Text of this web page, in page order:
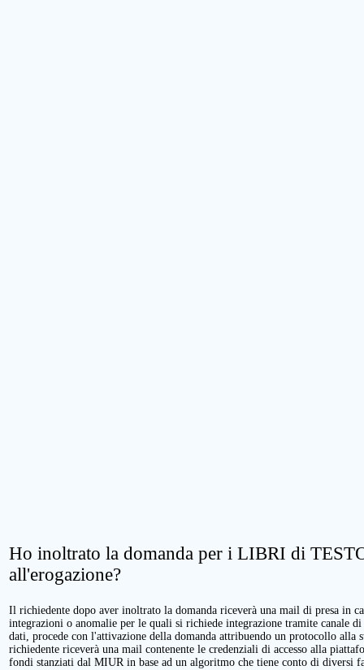
Ho inoltrato la domanda per i LIBRI di
all'erogazione?
Il richiedente dopo aver inoltrato la domanda riceverà una mail di presa in
integrazioni o anomalie per le quali si richiede integrazione tramite canale
dati, procede con l'attivazione della domanda attribuendo un protocollo alla
richiedente riceverà una mail contenente le credenziali di accesso alla
fondi stanziati dal MIUR in base ad un algoritmo che tiene conto di diversi